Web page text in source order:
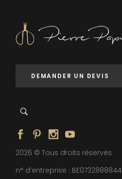
DEMANDER UN DEVIS
2026 © Tous droits réservés
n° d’entreprise : BE0732888844